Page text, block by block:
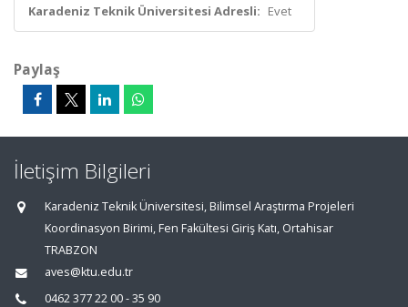
Karadeniz Teknik Üniversitesi Adresli: Evet
Paylaş
İletişim Bilgileri
Karadeniz Teknik Üniversitesi, Bilimsel Araştırma Projeleri
Koordinasyon Birimi, Fen Fakültesi Giriş Katı, Ortahisar
TRABZON
aves@ktu.edu.tr
0462 377 22 00 - 35 90